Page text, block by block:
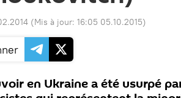
(Mis à jour: 16:05 05.10.2015)
en Ukraine a été usurpé